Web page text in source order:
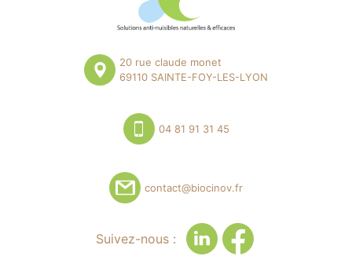
20 rue claude monet
69110 SAINTE-FOY-LES-LYON
04 81 91 31 45
contact@biocinov.fr
Suivez-nous :